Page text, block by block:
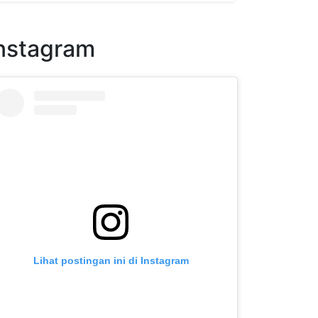
Lihat postingan ini di Instagram